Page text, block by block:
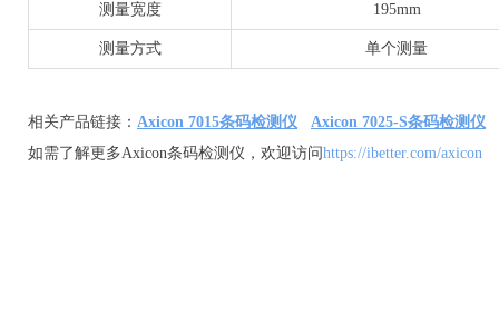
测量宽度 195mm
测量方式 单个测量
相关产品链接： Axicon 7015条码检测仪
Axicon 7025-S条码检测仪
如需了解更多Axicon条码检测仪，欢迎访问https://ibetter.com/axicon